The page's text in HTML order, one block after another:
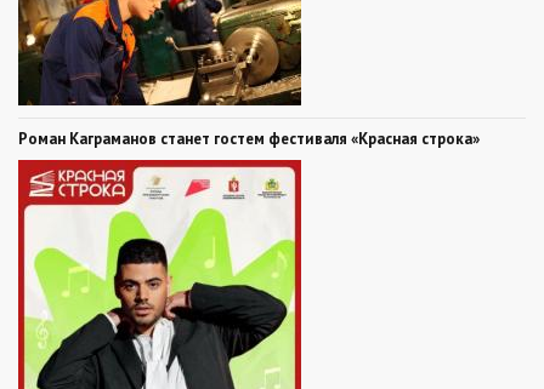
Роман Каграманов станет гостем фестиваля «Красная строка»